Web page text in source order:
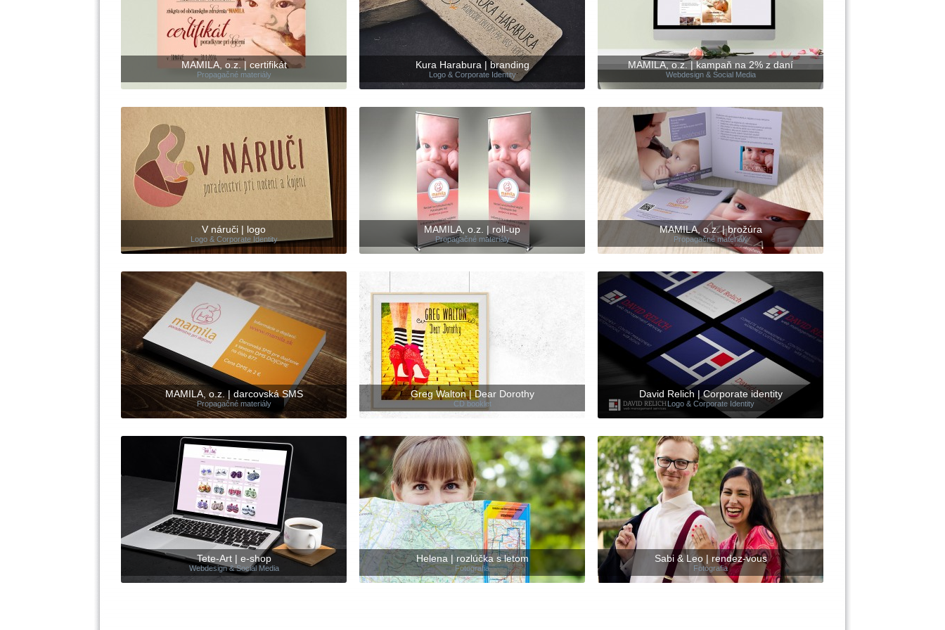
MAMILA, o.z. | certifikát
Propagačné materiály
Kura Harabura | branding
Logo & Corporate Identity
MAMILA, o.z. | kampaň na 2% z daní
Webdesign & Social Media
V náruči | logo
Logo & Corporate Identity
MAMILA, o.z. | roll-up
Propagačné materiály
MAMILA, o.z. | brožúra
Propagačné materiály
MAMILA, o.z. | darcovská SMS
Propagačné materiály
Greg Walton | Dear Dorothy
CD booklet
David Relich | Corporate identity
Logo & Corporate Identity
Tete-Art | e-shop
Webdesign & Social Media
Helena | rozlúčka s letom
Fotografia
Sabi & Leo | rendez-vous
Fotografia